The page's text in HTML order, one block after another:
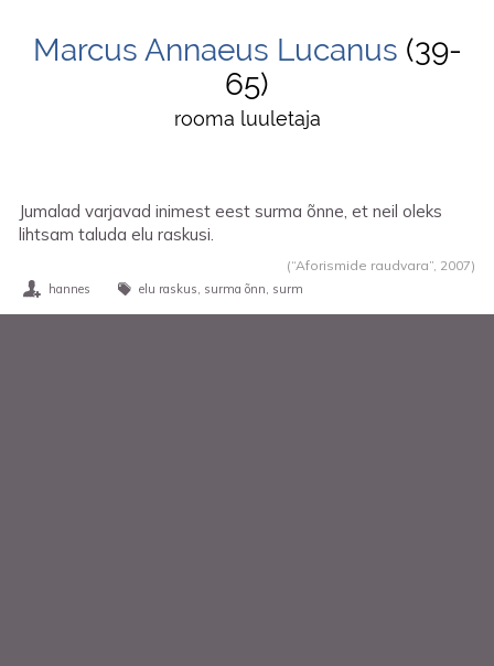
Marcus Annaeus Lucanus 39-
65
rooma luuletaja
Jumalad varjavad inimest eest surma õnne, et neil oleks
lihtsam taluda elu raskusi.
(“Aforismide raudvara”, 2007)
hannes elu raskus surma õnn surm